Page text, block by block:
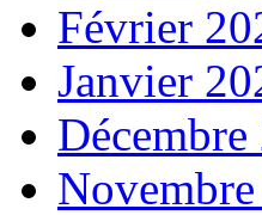
Février
Janvier
Décembre